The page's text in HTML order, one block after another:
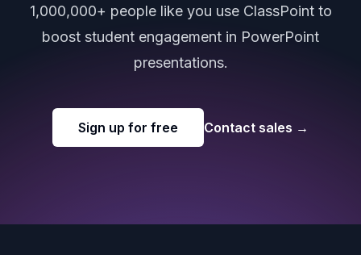
1,000,000+ people like you use ClassPoint to
boost student engagement in PowerPoint
presentations.
Sign up for free Contact sales →